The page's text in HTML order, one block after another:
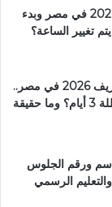
موعد انتهاء التوقيت الصيفي 2026 في مصر وبدء
تغيير الساعة؟
موعد إجازة المولد النبوي الشريف 2026 في مصر..
هل يحصل الموظفون على عطلة 3 أيام؟ وما حقيقة
العامة 2026 بالاسم ورقم الجلوس
الرسمي